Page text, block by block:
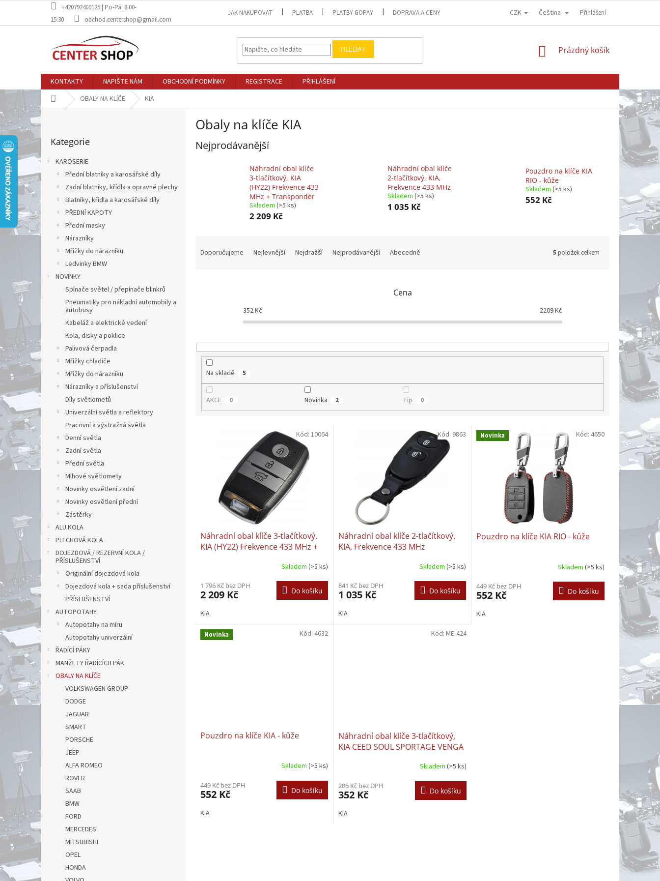
obsah
+420792400125 | Po-Pá: 8:00-
15:30
obchod.centershop@gmail.com
JAK NAKUPOVAT PLATBA PLATBY GOPAY DOPRAVA A CENY OBCHODNÍ PODMÍNKY GDPR - OCHRANA OSOBNÍCH ÚDAJŮ
CZK Čeština Přihlášení
HLEDAT
NÁKUPNÍ
Prázdný košík
KONTAKTY NAPIŠTE NÁM OBCHODNÍ PODMÍNKY REGISTRACE
PŘIHLÁŠENÍ
Domů OBALY NA KLÍČE KIA
P
o
s
r
n
í
p
a
n
kategorie
Kategorie
KAROSERIE
Přední blatníky a karosářské díly
Zadní blatníky, křídla a opravné plechy
Blatníky, křídla a karosářské díly
PŘEDNÍ KAPOTY
Přední masky
Nárazníky
Mřížky do nárazníku
Ledvinky BMW
NOVINKY
Spínače světel / přepínače blinkrů
Pneumatiky pro nákladní automobily a
autobusy
Kabeláž a elektrické vedení
Kola, disky a poklice
Palivová čerpadla
Mřížky chladiče
Mřížky do nárazníku
Nárazníky a příslušenství
Díly světlometů
Univerzální světla a reflektory
Pracovní a výstražná světla
Denní světla
Zadní světla
Přední světla
Mlhové světlomety
Novinky osvětlení zadní
Novinky osvětlení přední
Zástěrky
ALU KOLA
PLECHOVÁ KOLA
DOJEZDOVÁ / REZERVNÍ KOLA /
PŘÍSLUŠENSTVÍ
Originální dojezdová kola
Dojezdová kola + sada příslušenství
PŘÍSLUŠENSTVÍ
AUTOPOTAHY
Autopotahy na míru
Autopotahy univerzální
ŘADÍCÍ PÁKY
MANŽETY ŘADÍCÍCH PÁK
OBALY NA KLÍČE
VOLKSWAGEN GROUP
DODGE
JAGUAR
SMART
PORSCHE
JEEP
ALFA ROMEO
ROVER
SAAB
BMW
FORD
MERCEDES
MITSUBISHI
OPEL
HONDA
Obaly na klíče KIA
Nejprodávanější
Náhradní obal klíče
3-tlačítkový, KIA
(HY22) Frekvence 433
MHz + Transpondér
Skladem (>5 ks)
2 209 Kč
Náhradní obal klíče
2-tlačítkový, KIA,
Frekvence 433 MHz
Skladem (>5 ks)
1 035 Kč
Pouzdro na klíče KIA
RIO - kůže
Skladem (>5 ks)
552 Kč
u
Doporučujeme Nejlevnější Nejdražší Nejprodávanější Abecedně 5 položek celkem
Cena
352Kč 2209Kč
Na skladě 5
AKCE 0 Novinka 2 Tip 0
Náhradní obal klíče 3-tlačítkový,
KIA (HY22) Frekvence 433 MHz +
Skladem (>5 ks)
1 796 Kč bez DPH
2 209 Kč Do košíku
KIA
Kód: 10064
Náhradní obal klíče 2-tlačítkový,
KIA, Frekvence 433 MHz
Skladem (>5 ks)
841 Kč bez DPH
1 035 Kč Do košíku
KIA
Kód: 9863 Novinka
Pouzdro na klíče KIA RIO - kůže
Skladem (>5 ks)
449 Kč bez DPH
552 Kč Do košíku
KIA
Kód: 4650
Novinka
Pouzdro na klíče KIA - kůže
Skladem (>5 ks)
449 Kč bez DPH
552 Kč Do košíku
KIA
Kód: 4632
Náhradní obal klíče 3-tlačítkový,
KIA CEED SOUL SPORTAGE VENGA
Skladem (>5 ks)
286 Kč bez DPH
352 Kč Do košíku
KIA
Kód: ME-424